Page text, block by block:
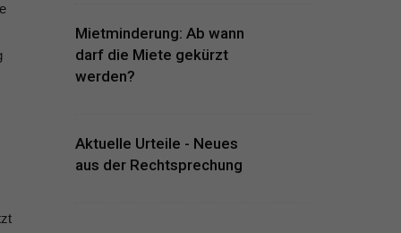
Mietminderung: Ab wann
darf die Miete gekürzt
werden?
Aktuelle Urteile - Neues
aus der Rechtsprechung